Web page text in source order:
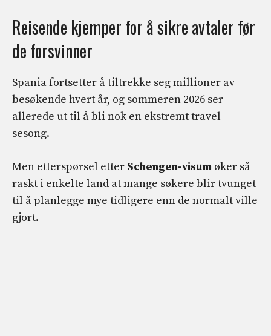
Reisende kjemper for å sikre avtaler før
de forsvinner
Spania fortsetter å tiltrekke seg millioner av
besøkende hvert år, og sommeren 2026 ser
allerede ut til å bli nok en ekstremt travel
sesong.
Men etterspørsel etter Schengen-visum øker så
raskt i enkelte land at mange søkere blir tvunget
til å planlegge mye tidligere enn de normalt ville
gjort.